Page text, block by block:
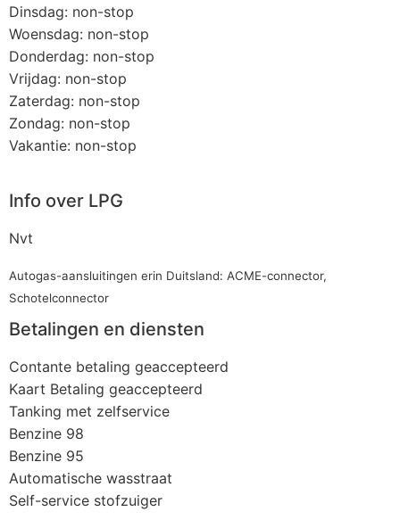
Dinsdag: non-stop
Woensdag: non-stop
Donderdag: non-stop
Vrijdag: non-stop
Zaterdag: non-stop
Zondag: non-stop
Vakantie: non-stop
Info over LPG
Nvt
Autogas-aansluitingen erin Duitsland: ACME-connector,
Schotelconnector
Betalingen en diensten
Contante betaling geaccepteerd
Kaart Betaling geaccepteerd
Tanking met zelfservice
Benzine 98
Benzine 95
Automatische wasstraat
Self-service stofzuiger